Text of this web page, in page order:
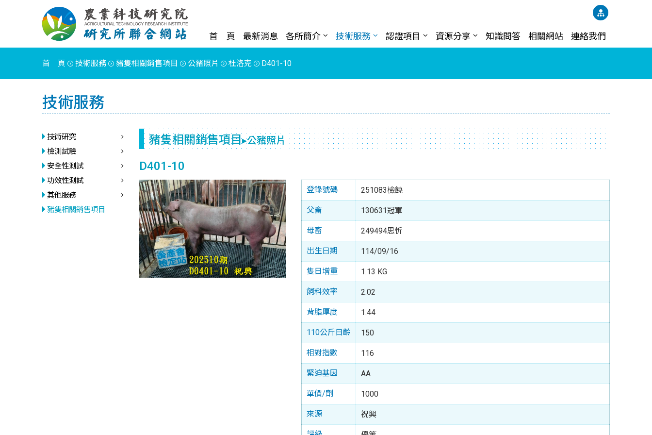
首 頁 最新消息 各所簡介 技術服務 認證項目 資源分享 知識問答 相關網站 連絡我們
首 頁 技術服務 豬隻相關銷售項目 公豬照片 杜洛克 D401-10
技術服務
技術研究
檢測試驗
安全性測試
功效性測試
其他服務
豬隻相關銷售項目
豬隻相關銷售項目▸公豬照片
D401-10
登錄號碼 251083檢饒
父畜 130631冠軍
母畜 249494思忻
出生日期 114/09/16
隻日增重 1.13 KG
飼料效率 2.02
背脂厚度 1.44
110公斤日齡 150
相對指數 116
緊迫基因 AA
單價/劑 1000
來源 祝興